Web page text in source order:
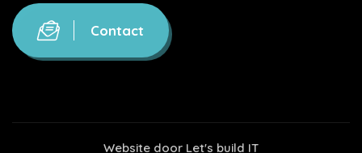
Contact
Website door Let's build IT